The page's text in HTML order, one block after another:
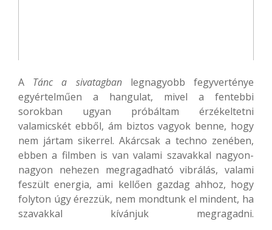
A Tánc a sivatagbanlegnagyobb fegyverténye
egyértelműen a hangulat, mivel a fentebbi
sorokban ugyan próbáltam érzékeltetni
valamicskét ebből, ám biztos vagyok benne, hogy
nem jártam sikerrel. Akárcsak a techno zenében,
ebben a filmben is van valami szavakkal nagyon-
nagyon nehezen megragadható vibrálás, valami
feszült energia, ami kellően gazdag ahhoz, hogy
folyton úgy érezzük, nem mondtunk el mindent, ha
szavakkal kívánjuk megragadni.